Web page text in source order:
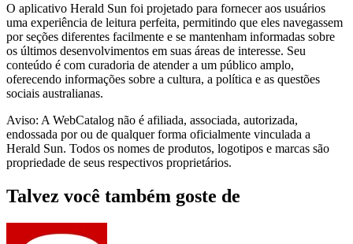
O aplicativo Herald Sun foi projetado para fornecer aos usuários
uma experiência de leitura perfeita, permitindo que eles navegassem
por seções diferentes facilmente e se mantenham informadas sobre
os últimos desenvolvimentos em suas áreas de interesse. Seu
conteúdo é com curadoria de atender a um público amplo,
oferecendo informações sobre a cultura, a política e as questões
sociais australianas.
Aviso: A WebCatalog não é afiliada, associada, autorizada,
endossada por ou de qualquer forma oficialmente vinculada a
Herald Sun. Todos os nomes de produtos, logotipos e marcas são
propriedade de seus respectivos proprietários.
Talvez você também goste de